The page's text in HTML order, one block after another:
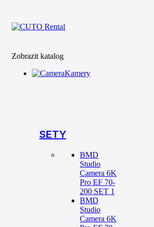
Zobrazit katalog
Kamery
SETY
BMD
Studio
Camera 6K
Pro EF 70-
200 SET 1
BMD
Studio
Camera 6K